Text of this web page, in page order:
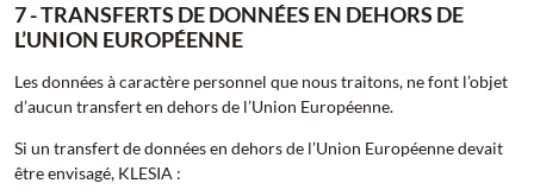
7 - TRANSFERTS DE DONNÉES EN DEHORS DE
L’UNION EUROPÉENNE
Les données à caractère personnel que nous traitons, ne font l’objet
d’aucun transfert en dehors de l’Union Européenne.
Si un transfert de données en dehors de l’Union Européenne devait
être envisagé, KLESIA :